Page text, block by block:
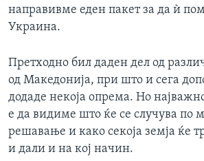
направивме еден пакет за да ѝ
Украина.
Претходно бил даден дел од
од Македонија, при што и сега
додаде некоја опрема. Но
е да видиме што ќе се случува по
решавање и како секоја земја ќе
и дали и на кој начин.